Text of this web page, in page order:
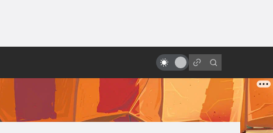
«Звёздным войнам»